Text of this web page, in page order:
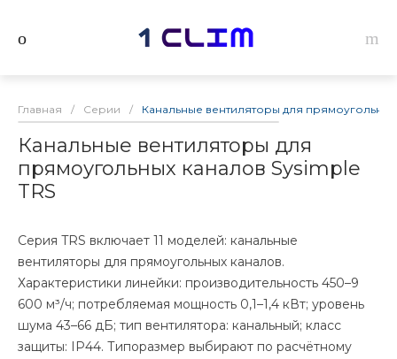
Главная / Серии / Канальные вентиляторы для прямоугольных
Канальные вентиляторы для
прямоугольных каналов Sysimple
TRS
Серия TRS включает 11 моделей: канальные
вентиляторы для прямоугольных каналов.
Характеристики линейки: производительность 450–9
600 м³/ч; потребляемая мощность 0,1–1,4 кВт; уровень
шума 43–66 дБ; тип вентилятора: канальный; класс
защиты: IP44. Типоразмер выбирают по расчётному